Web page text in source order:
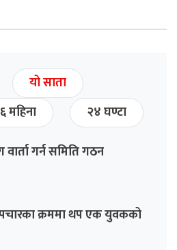
यो साता
६ महिना २४ घण्टा
गर्न समिति गठन
क्रममा थप एक युवकको